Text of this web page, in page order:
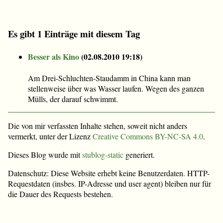
Es gibt 1 Einträge mit diesem Tag
Besser als Kino(02.08.2010 19:18)
Am Drei-Schluchten-Staudamm in China kann man
stellenweise über was Wasser laufen. Wegen des ganzen
Mülls, der darauf schwimmt.
Die von mir verfassten Inhalte stehen, soweit nicht anders
vermerkt, unter der LizenzCreative Commons BY-NC-SA 4.0.
Dieses Blog wurde mitstublog-static generiert.
Datenschutz: Diese Website erhebt keine Benutzerdaten. HTTP-
Requestdaten (insbes. IP-Adresse und user agent) bleiben nur für
die Dauer des Requests bestehen.